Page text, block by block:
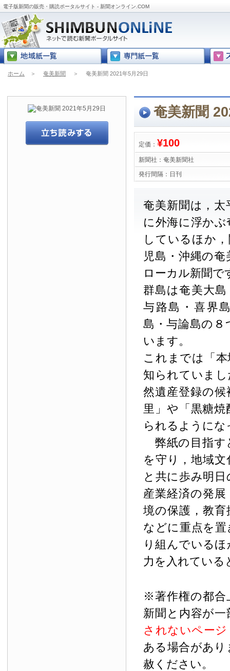
電子版新聞の販売・購読ポータルサイト - 新聞オンライン.COM
ホーム ＞ 奄美新聞 ＞ 奄美新聞 2021年5月29日
奄美新聞
定価： ¥100
新聞社： 奄美新聞社
発行間隔： 日刊
奄美新聞は，
に外海に浮か
しているほか
児島・沖縄の
ローカル新聞で
群島は奄美大
与路島・喜界
島・与論島の
います。
これまでは「
知られていま
然遺産登録の
里」や「黒糖
られるように
弊紙の目指す
を守り，地域
と共に歩み明
産業経済の発
境の保護，教
などに重点を
り組んでいる
力を入れている
※著作権の都合
新聞と内容が
されないペー
ある場合があ
赦ください。